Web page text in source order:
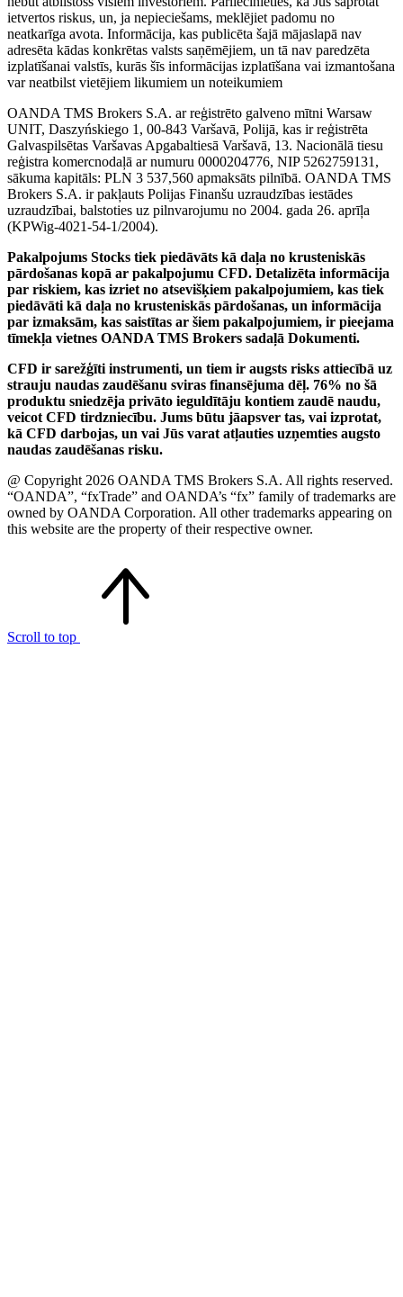
ietvertos riskus, un, ja nepieciešams, meklējiet padomu no
neatkarīga avota. Informācija, kas publicēta šajā mājaslapā nav
adresēta kādas konkrētas valsts saņēmējiem, un tā nav paredzēta
izplatīšanai valstīs, kurās šīs informācijas izplatīšana vai izmantošana
var neatbilst vietējiem likumiem un noteikumiem
OANDA TMS Brokers S.A. ar reģistrēto galveno mītni Warsaw
UNIT, Daszyńskiego 1, 00-843 Varšavā, Polijā, kas ir reģistrēta
Galvaspilsētas Varšavas Apgabaltiesā Varšavā, 13. Nacionālā tiesu
reģistra komercnodaļā ar numuru 0000204776, NIP 5262759131,
sākuma kapitāls: PLN 3 537,560 apmaksāts pilnībā. OANDA TMS
Brokers S.A. ir pakļauts Polijas Finanšu uzraudzības iestādes
uzraudzībai, balstoties uz pilnvarojumu no 2004. gada 26. aprīļa
(KPWig-4021-54-1/2004).
Pakalpojums Stocks tiek piedāvāts kā daļa no krusteniskās
pārdošanas kopā ar pakalpojumu CFD. Detalizēta informācija
par riskiem, kas izriet no atsevišķiem pakalpojumiem, kas tiek
piedāvāti kā daļa no krusteniskās pārdošanas, un informācija
par izmaksām, kas saistītas ar šiem pakalpojumiem, ir pieejama
tīmekļa vietnes OANDA TMS Brokers sadaļā Dokumenti.
CFD ir sarežģīti instrumenti, un tiem ir augsts risks attiecībā uz
strauju naudas zaudēšanu sviras finansējuma dēļ. 76% no šā
produktu sniedzēja privāto ieguldītāju kontiem zaudē naudu,
veicot CFD tirdzniecību. Jums būtu jāapsver tas, vai izprotat,
kā CFD darbojas, un vai Jūs varat atļauties uzņemties augsto
naudas zaudēšanas risku.
@ Copyright 2026 OANDA TMS Brokers S.A. All rights reserved.
“OANDA”, “fxTrade” and OANDA’s “fx” family of trademarks are
owned by OANDA Corporation. All other trademarks appearing on
this website are the property of their respective owner.
Scroll to top